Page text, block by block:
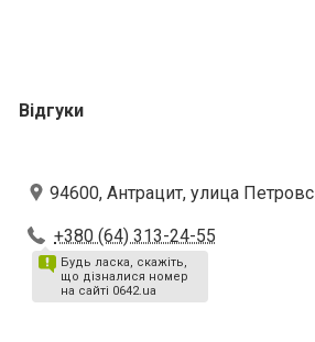
Відгуки
94600, Антрацит, улица
+380 (64) 313-24-55
Будь ласка, скажіть,
що дізналися номер
на сайті 0642.ua